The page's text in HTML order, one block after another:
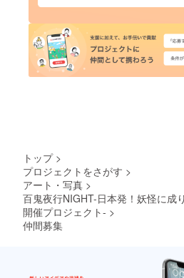
トップ >
プロジェクトをさがす >
アート・写真 >
百鬼夜行NIGHT-日本発！妖怪に成
開催プロジェクト- >
仲間募集